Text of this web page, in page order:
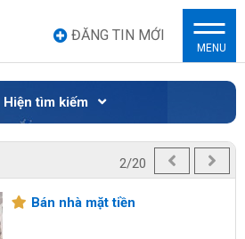
ĐĂNG TIN MỚI
MENU
Hiện tìm kiếm
Bán nhà mặt tiền
2/20